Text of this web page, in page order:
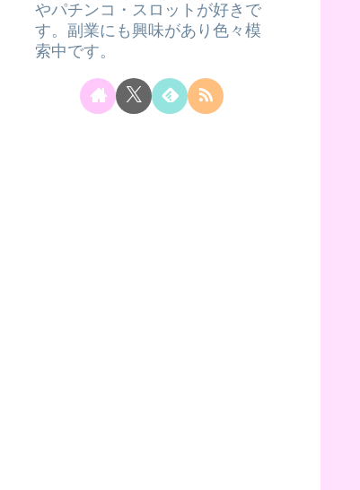
やパチンコ・スロットが好きで
す。副業にも興味があり色々模
索中です。